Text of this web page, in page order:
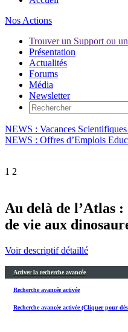
Nos Actions
Trouver un Support ou
Présentation
Actualités
Forums
Média
Newsletter
NEWS : Vacances
NEWS : Offres d’Emplois
1 2
Au delà de l’Atlas
de vie aux
Voir descriptif détaillé
Activer la recherche avancée
Recherche avancée activée
Recherche avancée activée (Cliquer pour